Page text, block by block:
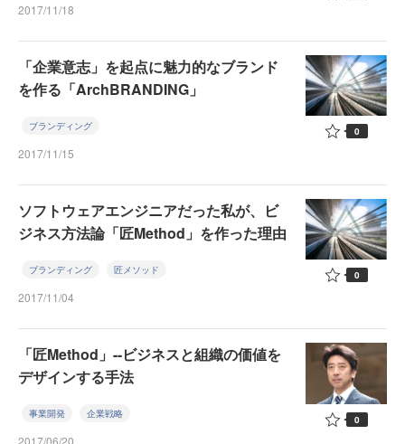
2017/11/18
「企業意志」を起点に魅力的なブランド
を作る「ArchBRANDING」
ブランディング
2017/11/15
0
ソフトウェアエンジニアだった私が、ビ
ジネス方法論「匠Method」を作った理由
ブランディング 匠メソッド
2017/11/04
0
「匠Method」--ビジネスと組織の価値を
デザインする手法
事業開発 企業戦略
2017/06/20
0